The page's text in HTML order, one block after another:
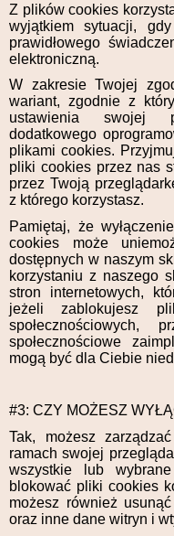
Z plików cookies
wyjątkiem sytuacji,
prawidłowego
elektroniczną.
W zakresie Twojej
wariant, zgodnie z
ustawienia swojej
dodatkowego
plikami cookies.
pliki cookies przez nas
przez Twoją
z którego korzystasz.
Pamiętaj, że
cookies może
dostępnych w naszym
korzystaniu z naszego
stron internetowych,
jeżeli zablokujesz
społecznościowych,
społecznościowe
mogą być dla Ciebie
#3: CZY MOŻESZ
Tak, możesz
ramach swojej
wszystkie lub
blokować pliki cookies
możesz również
oraz inne dane witryn i